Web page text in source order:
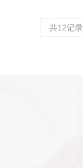
共12记录